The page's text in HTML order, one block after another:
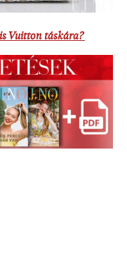
Vuitton táskára?